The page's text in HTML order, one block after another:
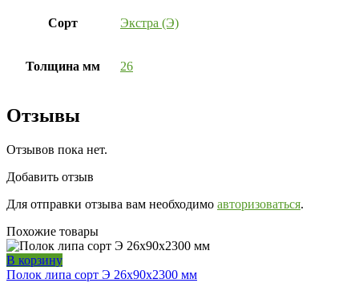
Сорт Экстра (Э)
Толщина мм 26
Отзывы
Отзывов пока нет.
Добавить отзыв
Для отправки отзыва вам необходимо авторизоваться.
Похожие товары
В корзину
Полок липа сорт Э 26x90x2300 мм